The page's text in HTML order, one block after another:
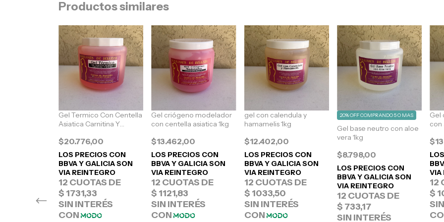
Productos similares
Gel Termico Con Centella
Asiatica Carnitina Y
$20.776,00
Gel criógeno modelador
con centella asiatica 1kg
$13.462,00
gel con calendula y
hamamelis 1kg
$12.402,00
Gel base neutro con aloe
vera 1kg
$8.798,00
20% OFF COMPRANDO 5 O MAS
Gel
con